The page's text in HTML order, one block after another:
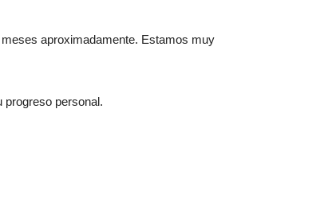
aproximadamente. Estamos muy
progreso personal.